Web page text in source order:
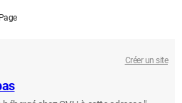
Créer un site